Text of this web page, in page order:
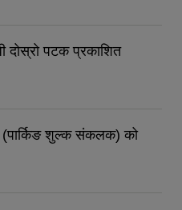
दोस्रो पटक प्रकाशित
(पार्किङ शुल्क संकलक) को